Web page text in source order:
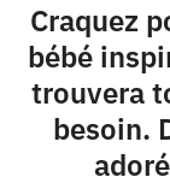
Craquez
bébé
trouvera
besoin.